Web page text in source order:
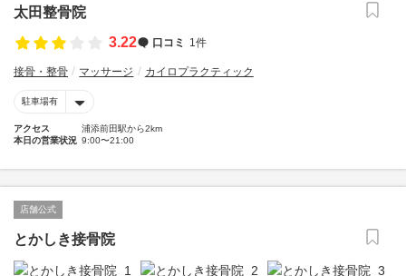
太田整骨院
3.22
口コミ 1件
接骨・整骨 マッサージ カイロプラクティック
駐車場有
アクセス
浦添前田駅から2km
本日の営業状況 9:00〜21:00
店舗公式
とかしき接骨院